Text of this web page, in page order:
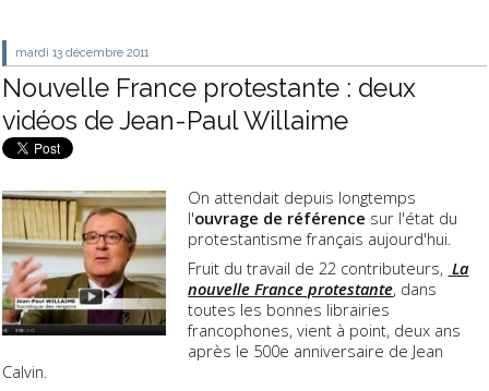
mardi 13 décembre 2011
Nouvelle France protestante : deux
vidéos de Jean-Paul Willaime
On attendait depuis longtemps
l'ouvrage de référence sur l'état du
protestantisme français aujourd'hui.
Fruit du travail de 22 contributeurs, La
nouvelle France protestante, dans
toutes les bonnes librairies
francophones, vient à point, deux ans
après le 500e anniversaire de Jean
Calvin.